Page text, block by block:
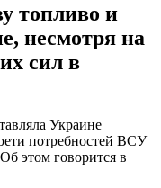
топливо и
несмотря на
сил в
Украине
потребностей ВСУ
этом говорится в